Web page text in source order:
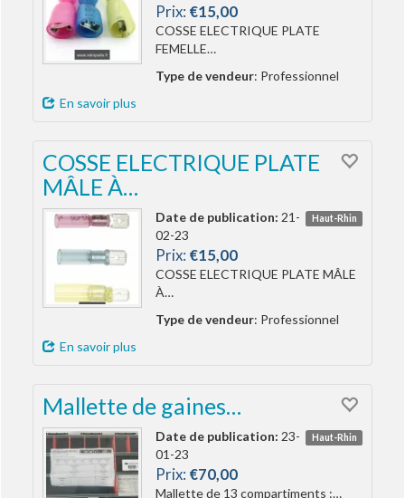
Prix: €15,00
COSSE ELECTRIQUE PLATE
FEMELLE…
Type de vendeur: Professionnel
En savoir plus
COSSE ELECTRIQUE PLATE
MÂLE À…
Haut-Rhin
Date de publication: 21-
02-23
Prix: €15,00
COSSE ELECTRIQUE PLATE MÂLE
À…
Type de vendeur: Professionnel
En savoir plus
Mallette de gaines…
Haut-Rhin
Date de publication: 23-
01-23
Prix: €70,00
Mallette de 13 compartiments :…